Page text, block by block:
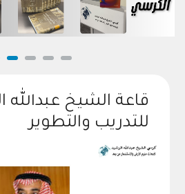
قاعة الشيخ عبدالله
للتدريب والتطوير